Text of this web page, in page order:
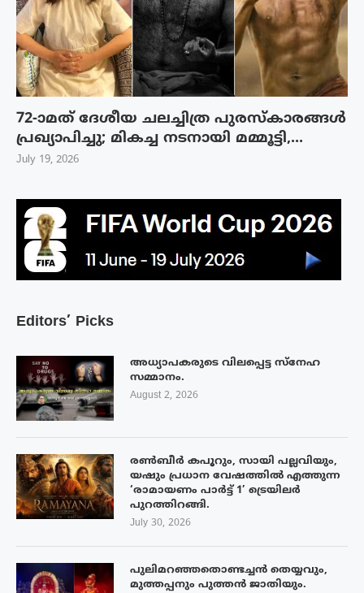
Editors’ Picks
അധ്യാപകരുടെ വിലപ്പെട്ട സ്നേഹ
സമ്മാനം.
August 2, 2026
രൺബീർ കപൂറും, സായി പല്ലവിയും,
യഷും പ്രധാന വേഷത്തിൽ എത്തുന്ന
‘രാമായണം പാർട്ട് 1’ ട്രെയിലർ
പുറത്തിറങ്ങി.
July 30, 2026
പുലിമറഞ്ഞതൊണ്ടച്ചൻ തെയ്യവും,
മുത്തപ്പനും പുത്തൻ ജാതിയും.
72-ാമത് ദേശീയ ചലച്ചിത്ര പുരസ്‌കാരങ്ങള്‍
പ്രഖ്യാപിച്ചു; മികച്ച നടനായി മമ്മൂട്ടി,...
July 19, 2026